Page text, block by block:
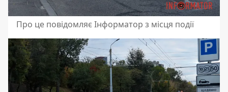
Про це повідомляє Інформатор з місця події